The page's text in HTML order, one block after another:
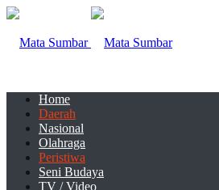
Home
Daerah
Nasional
Olahraga
Peristiwa
Seni Budaya
TV / Video